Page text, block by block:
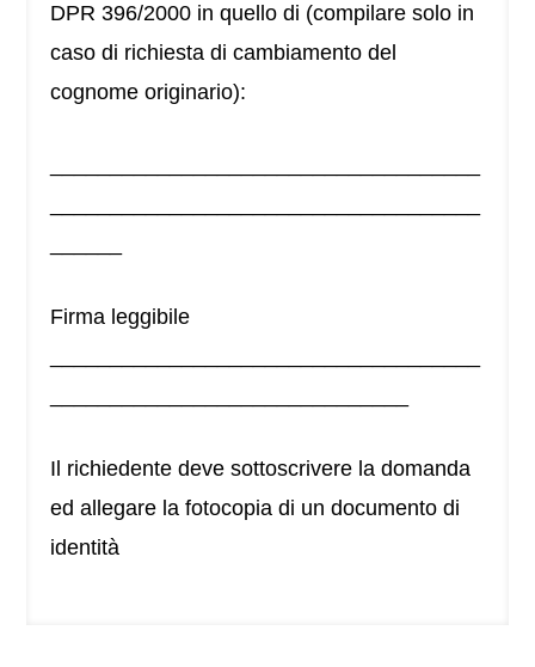
DPR 396/2000 in quello di (compilare solo in
caso di richiesta di cambiamento del
cognome originario):
Firma leggibile
Il richiedente deve sottoscrivere la domanda
ed allegare la fotocopia di un documento di
identità